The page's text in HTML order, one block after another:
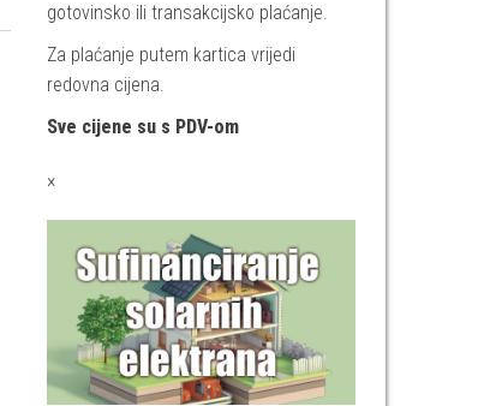
gotovinsko ili transakcijsko plaćanje.
Za plaćanje putem kartica vrijedi
redovna cijena.
Sve cijene su s PDV-om
×